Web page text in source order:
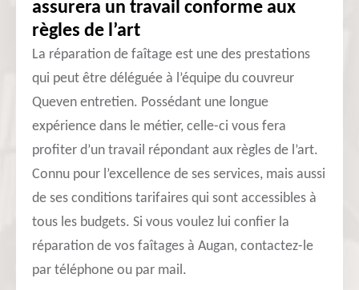
assurera un travail conforme aux
règles de l’art
La réparation de faîtage est une des prestations
qui peut être déléguée à l’équipe du couvreur
Queven entretien. Possédant une longue
expérience dans le métier, celle-ci vous fera
profiter d’un travail répondant aux règles de l’art.
Connu pour l’excellence de ses services, mais aussi
de ses conditions tarifaires qui sont accessibles à
tous les budgets. Si vous voulez lui confier la
réparation de vos faîtages à Augan, contactez-le
par téléphone ou par mail.